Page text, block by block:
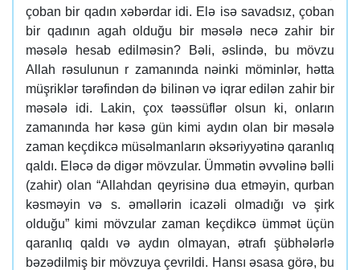
çoban bir qadın xəbərdar idi. Elə isə savadsız, çoban
bir qadının agah olduğu bir məsələ necə zahir bir
məsələ hesab edilməsin? Bəli, əslində, bu mövzu
Allah rəsulunun r zamanında nəinki möminlər, hətta
müşriklər tərəfindən də bilinən və iqrar edilən zahir bir
məsələ idi. Lakin, çox təəssüflər olsun ki, onların
zamanında hər kəsə gün kimi aydın olan bir məsələ
zaman keçdikcə müsəlmanların əksəriyyətinə qaranlıq
qaldı. Eləcə də digər mövzular. Ümmətin əvvəlinə bəlli
(zahir) olan “Allahdan qeyrisinə dua etməyin, qurban
kəsməyin və s. əməllərin icazəli olmadığı və şirk
olduğu” kimi mövzular zaman keçdikcə ümmət üçün
qaranlıq qaldı və aydın olmayan, ətrafı şübhələrlə
bəzədilmiş bir mövzuya çevrildi. Hansı əsasa görə, bu